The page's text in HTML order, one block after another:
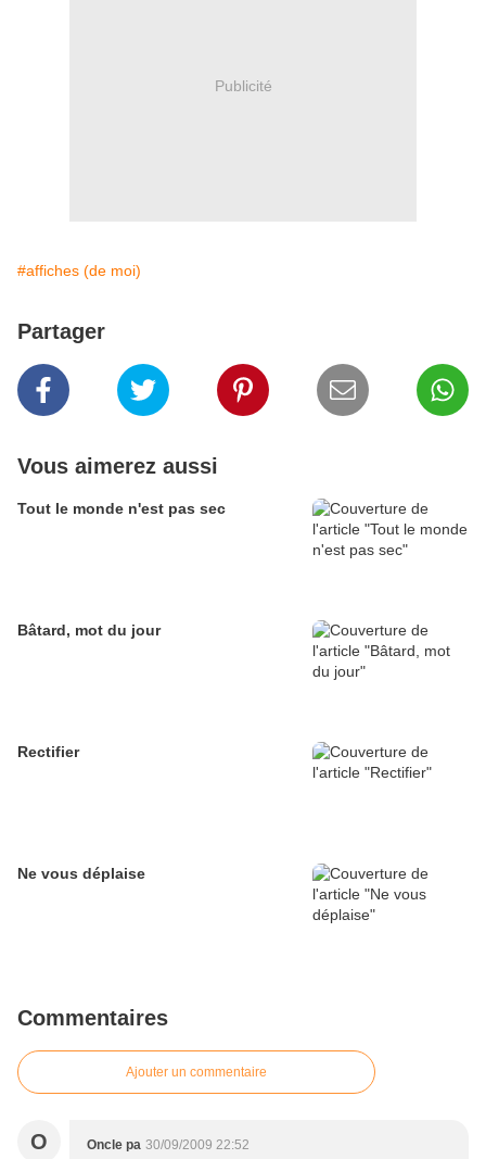
Publicité
#affiches (de moi)
Partager
Vous aimerez aussi
Tout le monde n'est pas sec
Bâtard, mot du jour
Rectifier
Ne vous déplaise
Commentaires
Ajouter un commentaire
O Oncle pa 30/09/2009 22:52